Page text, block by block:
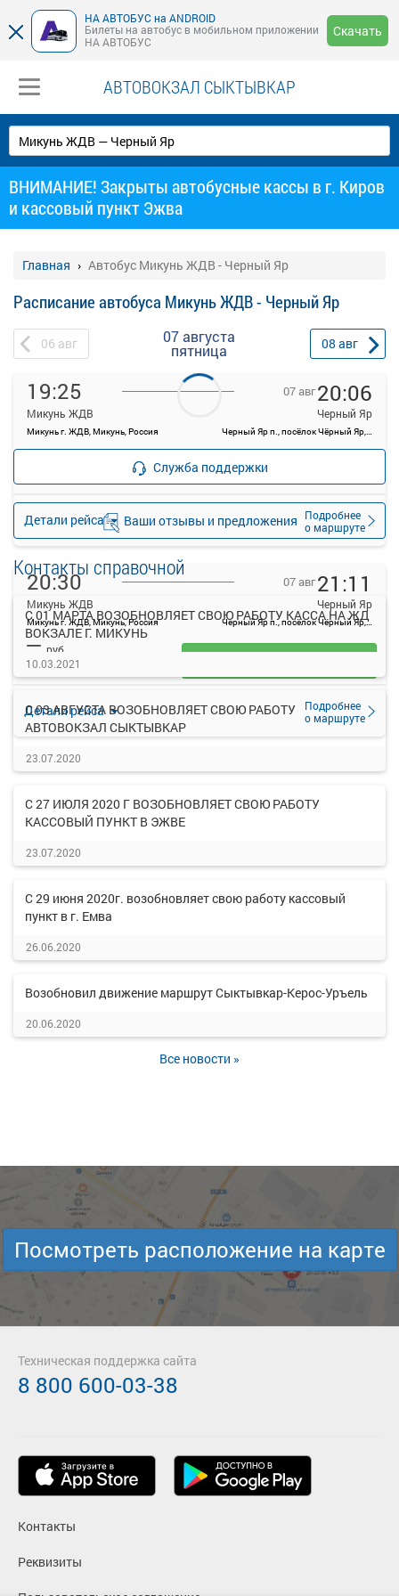
НА АВТОБУС на ANDROID
Билеты на автобус в мобильном приложении
НА АВТОБУС
Скачать
АВТОВОКЗАЛ СЫКТЫВКАР
ВНИМАНИЕ! Закрыты автобусные кассы в г. Киров
и кассовый пункт Эжва
Главная Автобус Микунь ЖДВ - Черный Яр
Расписание автобуса Микунь ЖДВ - Черный Яр
06 авг 07 августа
пятница 08 авг
19:25
Микунь ЖДВ
Микунь г. ЖДВ, Микунь, Россия
07 авг20:06
Черный Яр
Черный Яр п., посёлок Чёрный Яр, Россия
Детали рейса
Подробнее
о маршруте
—
20:30
Микунь ЖДВ
Микунь г. ЖДВ, Микунь, Россия
07 авг21:11
Черный Яр
Черный Яр п., посёлок Чёрный Яр, Россия
Детали рейса
Подробнее
о маршруте
— руб.
Служба поддержки
Ваши отзывы и предложения
Контакты справочной
С 01 МАРТА ВОЗОБНОВЛЯЕТ СВОЮ РАБОТУ КАССА НА ЖД
ВОКЗАЛЕ Г. МИКУНЬ
10.03.2021
С 03 АВГУСТА ВОЗОБНОВЛЯЕТ СВОЮ РАБОТУ
АВТОВОКЗАЛ СЫКТЫВКАР
23.07.2020
С 27 ИЮЛЯ 2020 Г ВОЗОБНОВЛЯЕТ СВОЮ РАБОТУ
КАССОВЫЙ ПУНКТ В ЭЖВЕ
23.07.2020
С 29 июня 2020г. возобновляет свою работу кассовый
пункт в г. Емва
26.06.2020
Возобновил движение маршрут Сыктывкар-Керос-Уръель
20.06.2020
Все новости »
Посмотреть расположение на карте
Контакты
Реквизиты
Техническая поддержка сайта
8 800 600-03-38